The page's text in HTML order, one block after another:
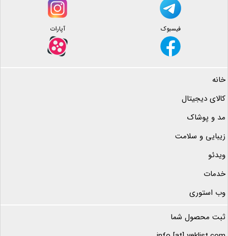
فیسبوک آپارات
خانه
کالای دیجیتال
مد و پوشاک
زیبایی و سلامت
ویدئو
خدمات
وب استوری
ثبت محصول شما